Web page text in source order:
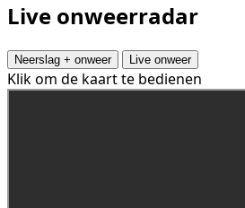
Live onweerradar
Neerslag + onweer Live onweer
Klik om de kaart te bedienen